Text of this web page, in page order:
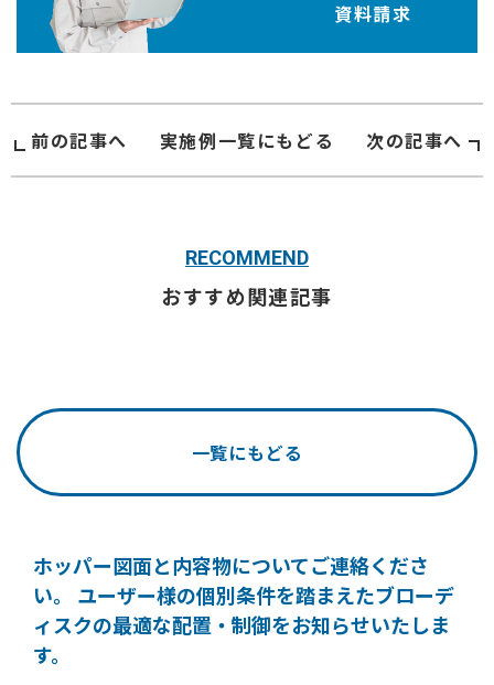
資料請求
前の記事へ 実施例一覧にもどる 次の記事へ
RECOMMEND
おすすめ関連記事
一覧にもどる
ホッパー図面と内容物についてご連絡くださ
い。
ユーザー様の個別条件を踏まえたブローデ
ィスクの最適な配置・制御をお知らせいたしま
す。